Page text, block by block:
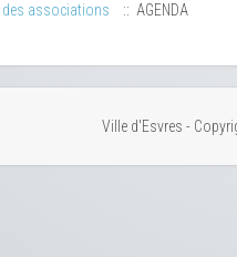
des associations :: AGENDA
Ville d'Esvres -